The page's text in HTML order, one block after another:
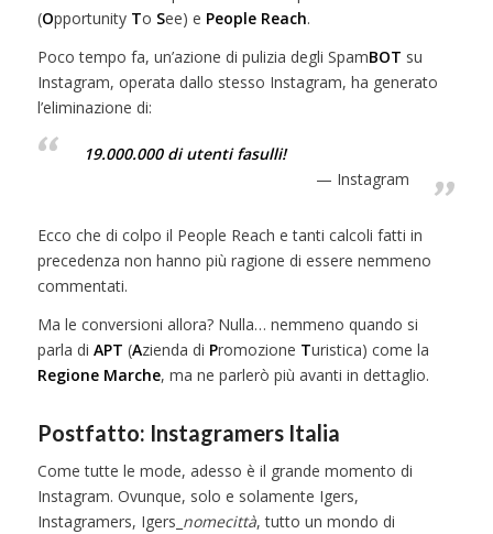
(Opportunity To See) e People Reach.
Poco tempo fa, un’azione di pulizia degli SpamBOT su
Instagram, operata dallo stesso Instagram, ha generato
l’eliminazione di:
19.000.000 di utenti fasulli!
Instagram
Ecco che di colpo il People Reach e tanti calcoli fatti in
precedenza non hanno più ragione di essere nemmeno
commentati.
Ma le conversioni allora? Nulla… nemmeno quando si
parla di APT (Azienda di Promozione Turistica) come la
Regione Marche, ma ne parlerò più avanti in dettaglio.
Postfatto: Instagramers Italia
Come tutte le mode, adesso è il grande momento di
Instagram. Ovunque, solo e solamente Igers,
Instagramers, Igers_ nomecittà, tutto un mondo di